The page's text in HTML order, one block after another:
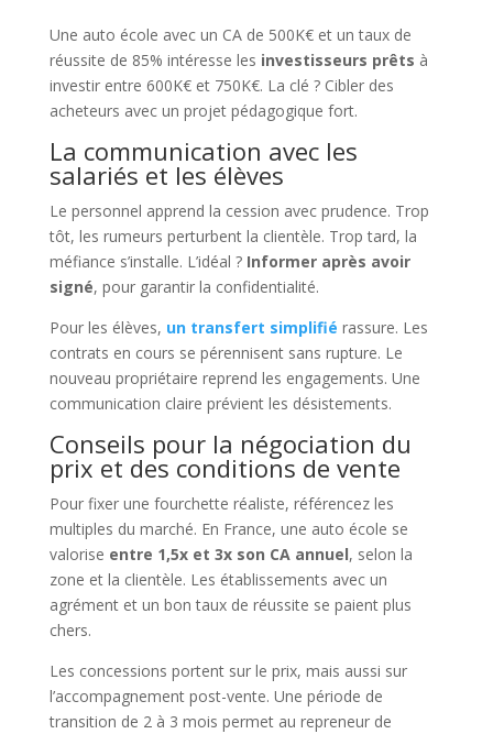
Une auto école avec un CA de 500K€ et un taux de
réussite de 85% intéresse les investisseurs prêts à
investir entre 600K€ et 750K€. La clé ? Cibler des
acheteurs avec un projet pédagogique fort.
La communication avec les
salariés et les élèves
Le personnel apprend la cession avec prudence. Trop
tôt, les rumeurs perturbent la clientèle. Trop tard, la
méfiance s’installe. L’idéal ? Informer après avoir
signé, pour garantir la confidentialité.
Pour les élèves, un transfert simplifié rassure. Les
contrats en cours se pérennisent sans rupture. Le
nouveau propriétaire reprend les engagements. Une
communication claire prévient les désistements.
Conseils pour la négociation du
prix et des conditions de vente
Pour fixer une fourchette réaliste, référencez les
multiples du marché. En France, une auto école se
valorise entre 1,5x et 3x son CA annuel, selon la
zone et la clientèle. Les établissements avec un
agrément et un bon taux de réussite se paient plus
chers.
Les concessions portent sur le prix, mais aussi sur
l’accompagnement post-vente. Une période de
transition de 2 à 3 mois permet au repreneur de